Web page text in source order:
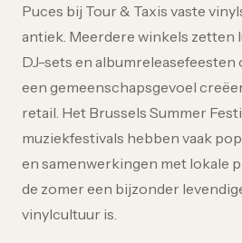
Puces bij Tour & Taxis vaste
antiek. Meerdere winkels zetten
DJ-sets en albumreleasefeesten
een gemeenschapsgevoel
retail. Het Brussels Summer
muziekfestivals hebben vaak
en samenwerkingen met lokale
de zomer een bijzonder
vinylcultuur is.